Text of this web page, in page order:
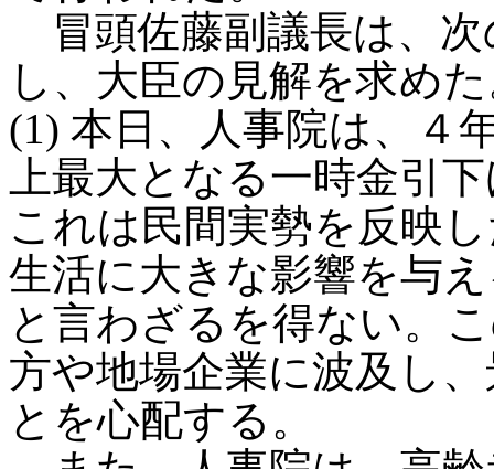
冒頭佐藤副議長は、次
し、大臣の見解を求め
(1) 本日、人事院は、４
上最大となる一時金引
これは民間実勢を反映
生活に大きな影響を与
と言わざるを得ない。
方や地場企業に波及し
とを心配する。